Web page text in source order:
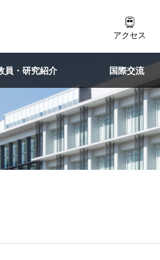
アクセス
員・研究紹介 国際交流